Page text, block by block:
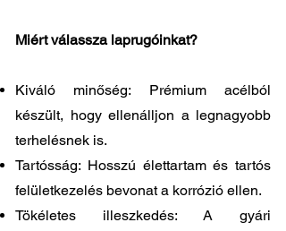
Miért válassza laprugóinkat?
Kiváló minőség: Prémium acélból
készült, hogy ellenálljon a legnagyobb
terhelésnek is.
Tartósság: Hosszú élettartam és tartós
felületkezelés bevonat a korrózió ellen.
Tökéletes illeszkedés: A gyári